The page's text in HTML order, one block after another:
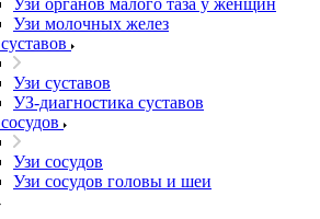
Узи органов малого таза у женщин
Узи молочных желез
Узи cуставов
УЗ-диагностика суставов
Узи сосудов
Узи сосудов головы и шеи